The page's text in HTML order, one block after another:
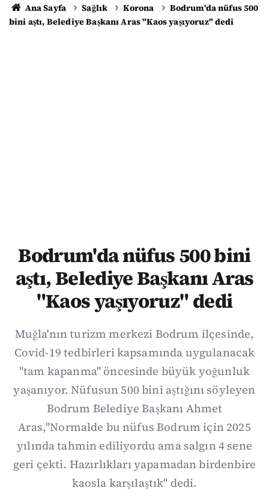
Ana Sayfa Sağlık Korona
Bodrum'da nüfus 500
bini aştı, Belediye Başkanı Aras "Kaos yaşıyoruz" dedi
Bodrum'da nüfus 500 bini
aştı, Belediye Başkanı Aras
"Kaos yaşıyoruz" dedi
Muğla'nın turizm merkezi Bodrum ilçesinde,
Covid-19 tedbirleri kapsamında uygulanacak
"tam kapanma" öncesinde büyük yoğunluk
yaşanıyor. Nüfusun 500 bini aştığını söyleyen
Bodrum Belediye Başkanı Ahmet
Aras,"Normalde bu nüfus Bodrum için 2025
yılında tahmin ediliyordu ama salgın 4 sene
geri çekti. Hazırlıkları yapamadan birdenbire
kaosla karşılaştık" dedi.